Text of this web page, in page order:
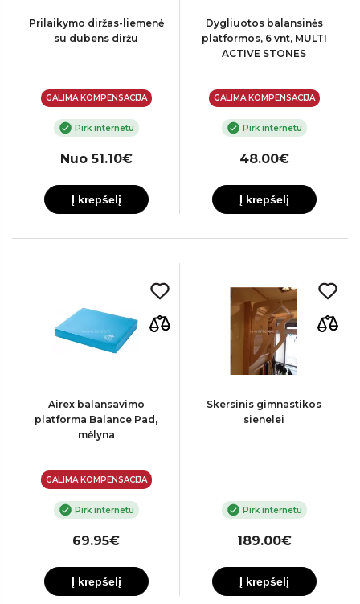
Prilaikymo diržas-liemenė
su dubens diržu
GALIMA KOMPENSACIJA
Pirk internetu
Nuo 51.10€
Į krepšelį
Dygliuotos balansinės
platformos, 6 vnt, MULTI
ACTIVE STONES
GALIMA KOMPENSACIJA
Pirk internetu
48.00€
Į krepšelį
Airex balansavimo
platforma Balance Pad,
mėlyna
GALIMA KOMPENSACIJA
Pirk internetu
69.95€
Į krepšelį
Skersinis gimnastikos
sienelei
Pirk internetu
189.00€
Į krepšelį